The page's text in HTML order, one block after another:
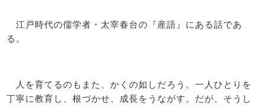
江戸時代の儒学者・太宰春台の『産語』にある話であ
る。
人を育てるのもまた、かくの如しだろう。一人ひとりを
丁寧に教育し、根づかせ、成長をうながす。だが、そうし